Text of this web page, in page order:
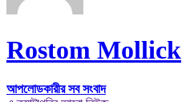
Rostom Mollick
আপলোডকারীর সব সংবাদ